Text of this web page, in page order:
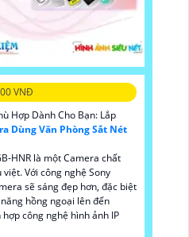
VNĐ
Hợp Dành Cho Bạn: Lắp
Dùng Văn Phòng Sắt Nét
HNR là một Camera chất
Với công nghệ Sony
sẽ sáng đẹp hơn, đặc biệt
hồng ngoại lên đến
công nghệ hình ảnh IP